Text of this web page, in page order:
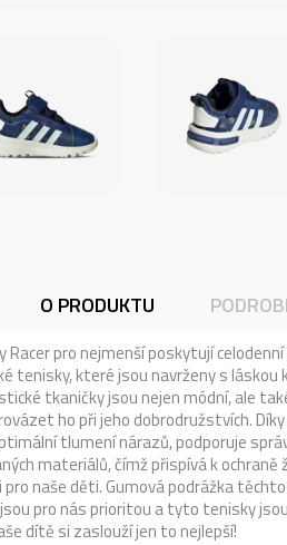
O PRODUKTU
pro nejmenší poskytují
tenisky, které jsou navrženy s
tkaničky jsou nejen módní, ale
ho při jeho dobrodružstvích.
tlumení nárazů, podporuje
materiálů, čímž přispívá k
naše děti. Gumová podrážka
pro nás prioritou a tyto tenisky
dítě si zaslouží jen to nejlepší!